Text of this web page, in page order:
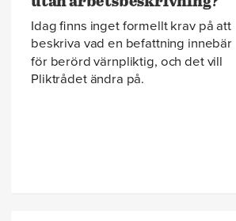
Idag finns inget formellt krav på att
beskriva vad en befattning innebär
för berörd värnpliktig, och det vill
Pliktrådet ändra på.